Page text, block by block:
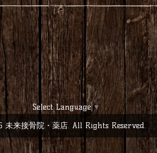
Select Language▼
未来接骨院・薬店. All Rights Reserved.